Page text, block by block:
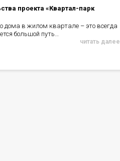
проекта «Квартал-парк
дома в жилом квартале – это всегда
большой путь…
читать далее